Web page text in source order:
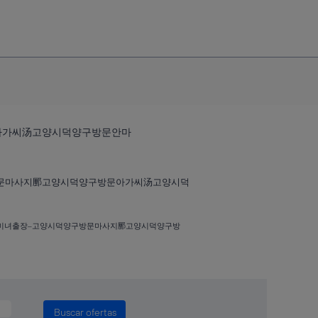
씨汤고양시덕양구방문안마
사지䣑고양시덕양구방문아가씨汤고양시덕
출장‒고양시덕양구방문마사지䣑고양시덕양구방